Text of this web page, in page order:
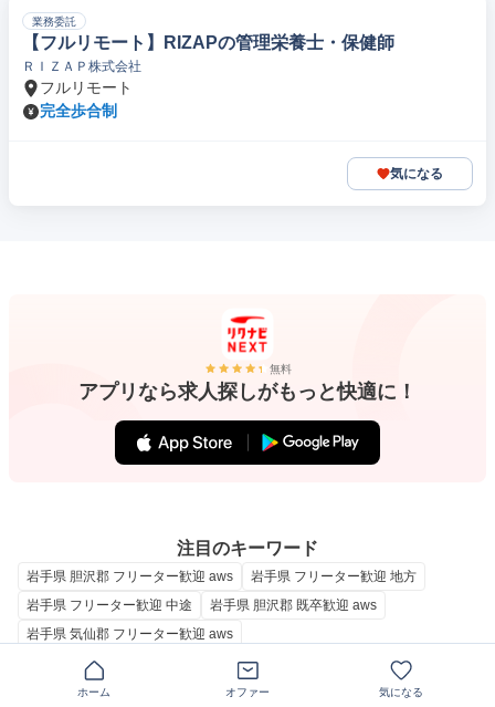
業務委託
【フルリモート】RIZAPの管理栄養士・保健師
ＲＩＺＡＰ株式会社
フルリモート
完全歩合制
気になる
無料
アプリなら求人探しがもっと快適に！
注目のキーワード
岩手県 胆沢郡 フリーター歓迎 aws
岩手県 フリーター歓迎 地方
岩手県 フリーター歓迎 中途
岩手県 胆沢郡 既卒歓迎 aws
岩手県 気仙郡 フリーター歓迎 aws
胆沢郡（岩手県）、フリーター歓迎の求人一覧から
ホーム オファー 気になる